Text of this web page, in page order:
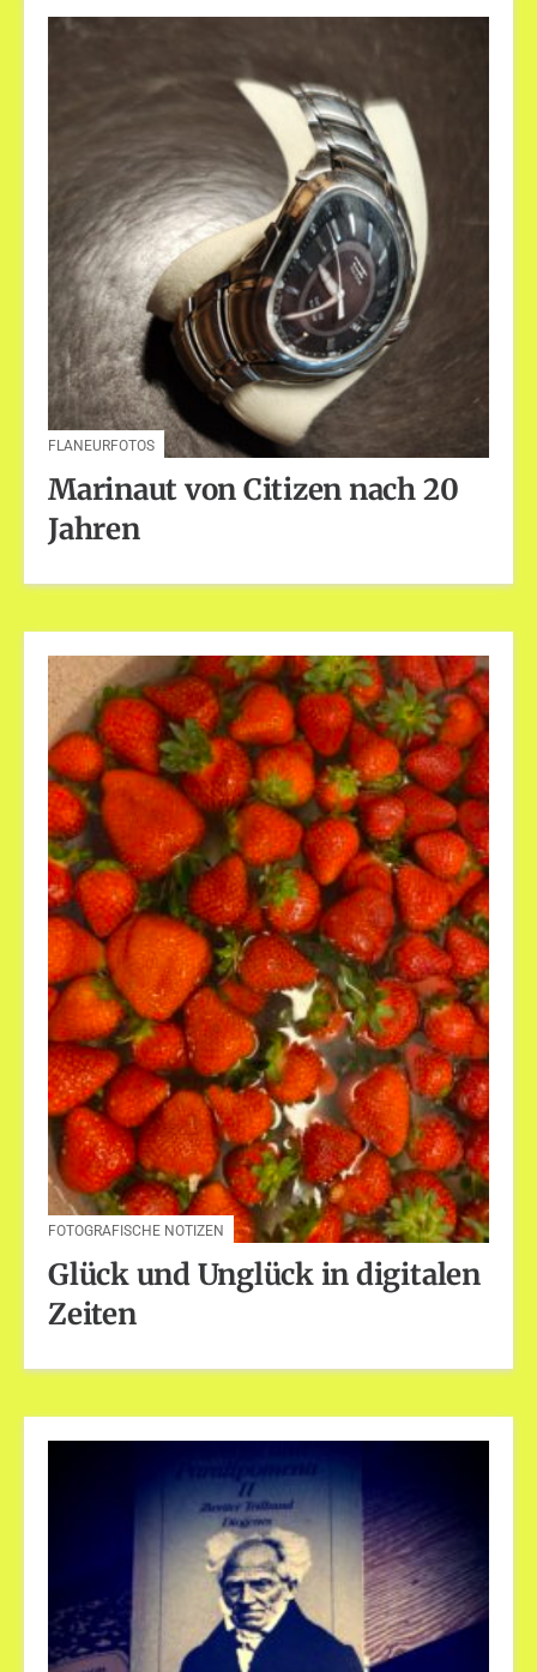
FLANEURFOTOS
Marinaut von Citizen nach 20
Jahren
FOTOGRAFISCHE NOTIZEN
Glück und Unglück in digitalen
Zeiten